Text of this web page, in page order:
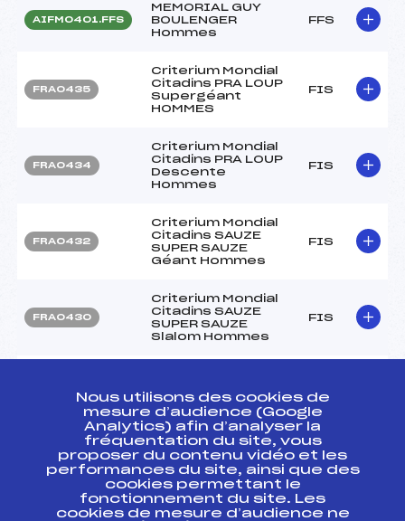
AIFM0401.FFS
MEMORIAL GUY
BOULENGER
Hommes
FFS
FRA0435
Criterium Mondial
Citadins PRA LOUP
Supergéant
HOMMES
FIS
FRA0434
Criterium Mondial
Citadins PRA LOUP
Descente
Hommes
FIS
FRA0432
Criterium Mondial
Citadins SAUZE
SUPER SAUZE
Géant Hommes
FIS
FRA0430
Criterium Mondial
Citadins SAUZE
SUPER SAUZE
Slalom Hommes
FIS
FRA398.
COUPE DU MONDE
CITADINE
FIS
COUPE DU MONDE
CITADINE
Nous utilisons des cookies de
mesure d’audience (Google
Analytics) afin d’analyser la
fréquentation du site, vous
proposer du contenu vidéo et les
performances du site, ainsi que des
cookies permettant le
fonctionnement du site. Les
cookies de mesure d’audience ne